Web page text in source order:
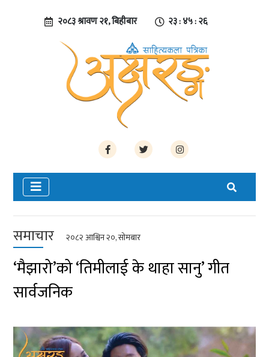
२०८३ श्रावण २१, बिहीबार २३ : ४५ : २६
समाचार २०८२ आश्विन २०, सोमबार
‘मैझारो’को ‘तिमीलाई के थाहा सानु’ गीत
सार्वजनिक